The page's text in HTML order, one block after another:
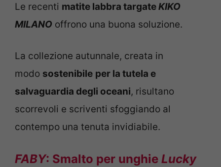
Le recenti matite labbra targateKIKO
MILANO offrono una buona soluzione.
La collezione autunnale, creata in
modo sostenibile per la tutela e
salvaguardia degli oceani, risultano
scorrevoli e scriventi sfoggiando al
contempo una tenuta invidiabile.
FABY: Smalto per unghie Lucky